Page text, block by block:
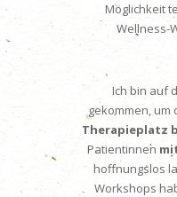
Möglichkeit
Wellness-
Ich bin auf
gekommen, um
Therapieplatz
Patientinnen
hoffnungslos
Workshops